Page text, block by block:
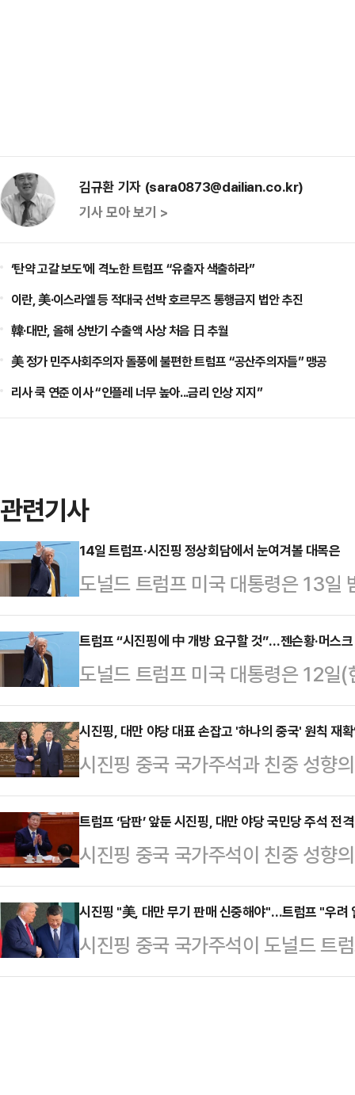
김규환 기자 (sara0873@dailian.co.kr)
기사 모아 보기 >
‘탄약 고갈 보도’에 격노한 트럼프 “유출자 색출하라”
이란, 美·이스라엘 등 적대국 선박 호르무즈 통행금지 법안 추진
韓·대만, 올해 상반기 수출액 사상 처음 日 추월
美 정가 민주사회주의자 돌풍에 불편한 트럼프 “공산주의자들” 맹공
리사 쿡 연준 이사 “인플레 너무 높아...금리 인상 지지”
관련기사
14일 트럼프·시진핑 정상회담에서 눈여겨볼 대목은
도널드 트럼프 미국 대통령은 13일
방문 일정에 들어간다. 14일 오전
·중 정상회담을 진행할 예정이다.
프 1기 때인 2017년 11월 이후 8년
쟁이라는 글로벌 위기와 미·중 패
벤트인 만큼 주목된다. 지난해 10
력체(APEC) 정상회의 당시 회담은
번 회…
트럼프 “시진핑에 中 개방 요구할 것”…젠슨황·머스
도널드 트럼프 미국 대통령은 12일
진핑 중국 국가주석에게 중국 시장
다.트럼프 대통령은 이날 자신 소
이번 방중에 동행하는 기업 경영자
을 개방해달라고 요구할 것”이라고
해 “나는 믿을 수 없이 훌륭한 우리
어본 적도, 본적도 없다”고 덧붙였
십을 가진 시 주석…
시진핑, 대만 야당 대표 손잡고 '하나의 중국' 원칙 재
시진핑 중국 국가주석과 친중 성향
10일 베이징에서 만나 '하나의 중
국민당 수장이 만난 것은 2016년
만이다.관영 신화통신과 대만 연합
징 인민대회당에서 열린 회담에서
는데, 양당 지도자가 다시 이곳에
관계에 중요한 의미가 있다"고 밝
나의…
트럼프 ‘담판’ 앞둔 시진핑, 대만 야당 국민당 주석 전
시진핑 중국 국가주석이 친중 성향
주석을 중국 베이징으로 전격 초청
국 대통령과의 정상회담을 한달여
보해 미국을 압박하려는 포석이라
쑹타오 중국 국무원 대만사무판공
시진핑 "美, 대만 무기 판매 신중해야"…트럼프 "우려
시진핑 중국 국가주석이 도널드 트
문제와 무기 판매 등에 대해 논의